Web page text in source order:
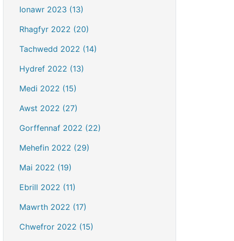
Ionawr 2023 (13)
Rhagfyr 2022 (20)
Tachwedd 2022 (14)
Hydref 2022 (13)
Medi 2022 (15)
Awst 2022 (27)
Gorffennaf 2022 (22)
Mehefin 2022 (29)
Mai 2022 (19)
Ebrill 2022 (11)
Mawrth 2022 (17)
Chwefror 2022 (15)